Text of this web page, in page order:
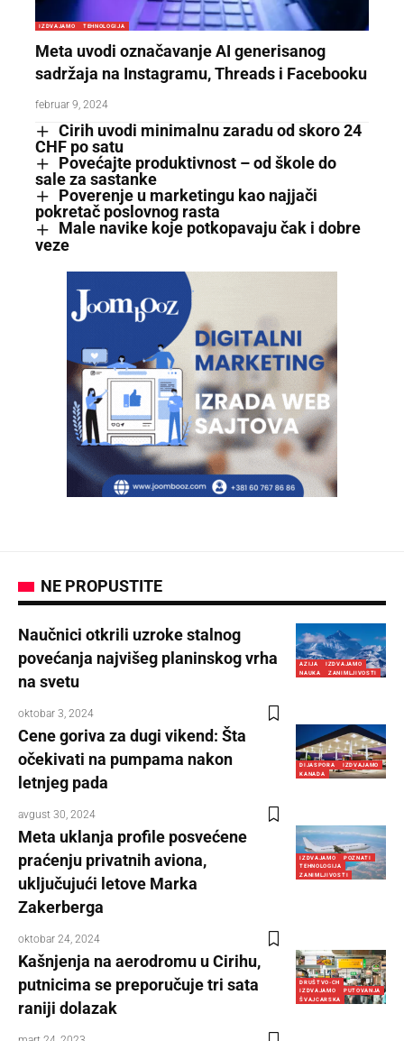
IZDVAJAMO TEHNOLOGIJA
Meta uvodi označavanje AI generisanog
sadržaja na Instagramu, Threads i Facebooku
februar 9, 2024
Cirih uvodi minimalnu zaradu od skoro 24
CHF po satu
Povećajte produktivnost – od škole do
sale za sastanke
Poverenje u marketingu kao najjači
pokretač poslovnog rasta
Male navike koje potkopavaju čak i dobre
veze
NE PROPUSTITE
AZIJA
IZDVAJAMO
NAUKA
ZANIMLJIVOSTI
Naučnici otkrili uzroke stalnog
povećanja najvišeg planinskog vrha
na svetu
oktobar 3, 2024
DIJASPORA
IZDVAJAMO
KANADA
Cene goriva za dugi vikend: Šta
očekivati na pumpama nakon
letnjeg pada
avgust 30, 2024
IZDVAJAMO
POZNATI
TEHNOLOGIJA
ZANIMLJIVOSTI
Meta uklanja profile posvećene
praćenju privatnih aviona,
uključujući letove Marka
Zakerberga
oktobar 24, 2024
DRUŠTVO-CH
IZDVAJAMO
PUTOVANJA
ŠVAJCARSKA
Kašnjenja na aerodromu u Cirihu,
putnicima se preporučuje tri sata
raniji dolazak